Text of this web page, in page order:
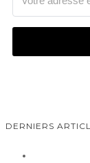
DERNIERS